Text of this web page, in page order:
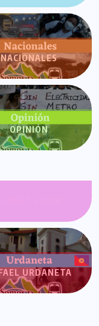
NACIONALES
OPINIÓN
URDANETA